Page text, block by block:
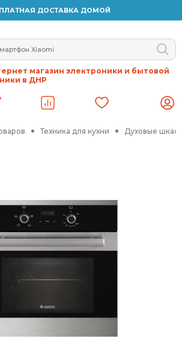
ДОСТАВКА ДОМОЙ
магазин электроники и бытовой
в ДНР
Техника для кухни Духовые